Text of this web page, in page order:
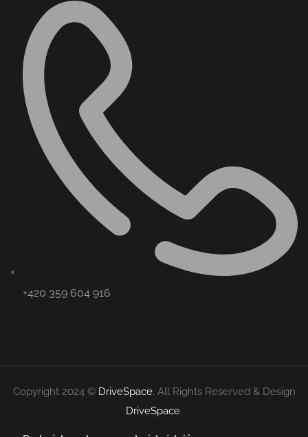
+420 359 604 916
Copyright 2024 © DriveSpace. All Rights Reserved & Design
DriveSpace.